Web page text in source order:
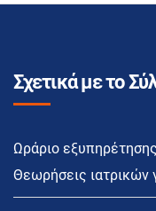
Σχετικά με το
Ωράριο
Θεωρήσεις